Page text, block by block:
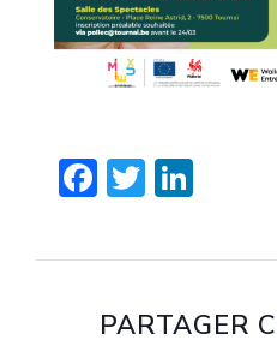
Facebook
Twitter
PARTAGER